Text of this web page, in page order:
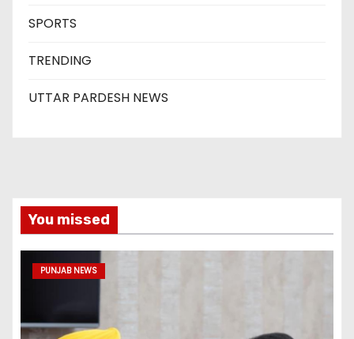
SPORTS
TRENDING
UTTAR PARDESH NEWS
You missed
PUNJAB NEWS